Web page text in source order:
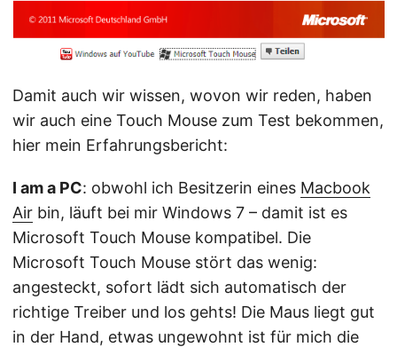
Damit auch wir wissen, wovon wir reden, haben
wir auch eine Touch Mouse zum Test bekommen,
hier mein Erfahrungsbericht:
I am a PC: obwohl ich Besitzerin eines Macbook
Air bin, läuft bei mir Windows 7 – damit ist es
Microsoft Touch Mouse kompatibel. Die
Microsoft Touch Mouse stört das wenig:
angesteckt, sofort lädt sich automatisch der
richtige Treiber und los gehts! Die Maus liegt gut
in der Hand, etwas ungewohnt ist für mich die